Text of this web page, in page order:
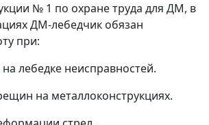
№ 1 по охране труда для ДМ, в
ДМ-лебедчик обязан
при:
лебедке неисправностей.
на металлоконструкциях.